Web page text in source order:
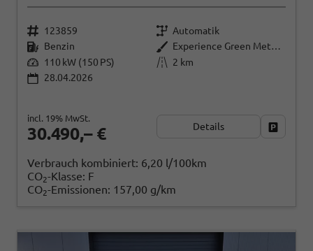
123859
Automatik
Benzin
Experience Green Metallic
110 kW (150 PS)
2 km
28.04.2026
30.490,– €
incl. 19% MwSt.
Details
Verbrauch kombiniert: 6,20 l/100km
CO2-Klasse: F
CO2-Emissionen: 157,00 g/km